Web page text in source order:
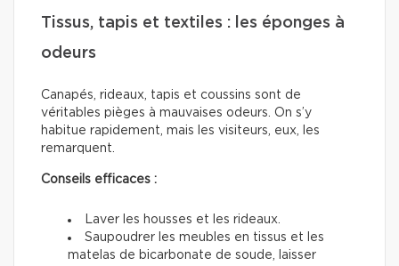
Tissus, tapis et textiles : les éponges à
odeurs
Canapés, rideaux, tapis et coussins sont de
véritables pièges à mauvaises odeurs. On s’y
habitue rapidement, mais les visiteurs, eux, les
remarquent.
Conseils efficaces :
Laver les housses et les rideaux.
Saupoudrer les meubles en tissus et les
matelas de bicarbonate de soude, laisser